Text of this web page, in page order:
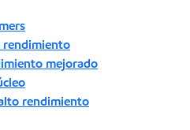
rendimiento
mejorado
rendimiento